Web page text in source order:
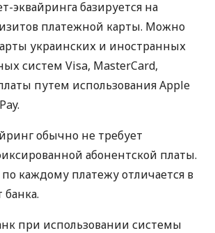
эквайринга базируется на
платежной карты. Можно
украинских и иностранных
систем Visa, MasterCard,
путем использования Apple
обычно не требует
абонентской платы.
каждому платежу отличается в
банка.
при использовании системы